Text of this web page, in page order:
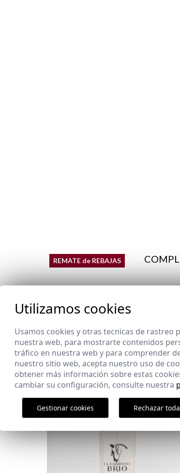
REMATE de REBAJAS
POLO EQUESTRIAN GARMENT DYED |
17,95 € / 29,95 €
2XL
Utilizamos cookies
Usamos cookies y otras tecnicas de rastreo
nuestra web, para mostrarte contenidos
tráfico en nuestra web y para comprender
nuestro sitio web, acepta nuestro uso de
obtener más información sobre estas
cambiar su configuración, consulte nuestra
Gestionar cookies Rechazar